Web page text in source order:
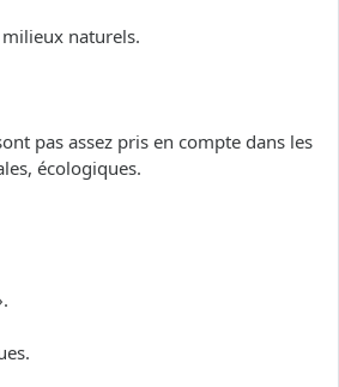
naturels.
pas assez pris en compte dans les
écologiques.